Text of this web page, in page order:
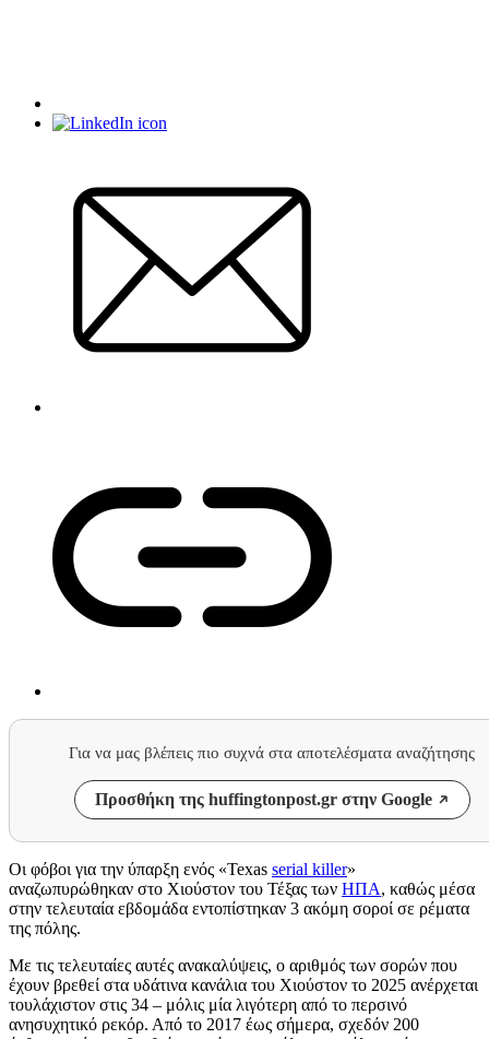
Για να μας βλέπεις πιο συχνά στα αποτελέσματα αναζήτησης
Προσθήκη της huffingtonpost.gr στην Google
Οι φόβοι για την ύπαρξη ενός «Texas serial killer»
αναζωπυρώθηκαν στο Χιούστον του Τέξας των ΗΠΑ, καθώς μέσα
στην τελευταία εβδομάδα εντοπίστηκαν 3 ακόμη σοροί σε ρέματα
της πόλης.
Με τις τελευταίες αυτές ανακαλύψεις, ο αριθμός των σορών που
έχουν βρεθεί στα υδάτινα κανάλια του Χιούστον το 2025 ανέρχεται
τουλάχιστον στις 34 – μόλις μία λιγότερη από το περσινό
ανησυχητικό ρεκόρ. Από το 2017 έως σήμερα, σχεδόν 200